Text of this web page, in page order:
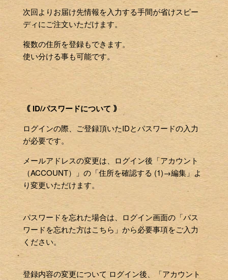
次回よりお届け先情報を入力する手間が省けスピー
ディにご注文いただけます。
複数の住所を登録もできます。
使い分ける事も可能です。
｟ ID/パスワードについて ｠
ログインの際、ご登録頂いたIDとパスワードの入力
が必要です。
メールアドレスの変更は、ログイン後「アカウント
（ACCOUNT）」の「住所を確認する (1)→編集」よ
り変更いただけます。
パスワードを忘れた場合は、ログイン画面の「パス
ワードを忘れた方はこちら」から必要事項をご入力
ください。
登録内容の変更について ログイン後、「アカウント